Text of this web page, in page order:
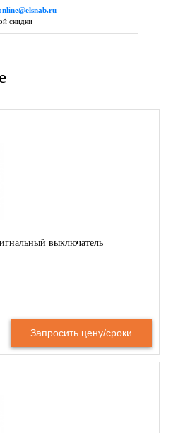
скидки
выключатель
Запросить цену/сроки